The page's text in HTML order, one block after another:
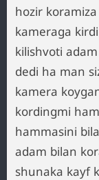
hozir
kameraga
kilishvoti
dedi ha man
kamera
kordingmi
hammasini
adam bilan
shunaka kayf